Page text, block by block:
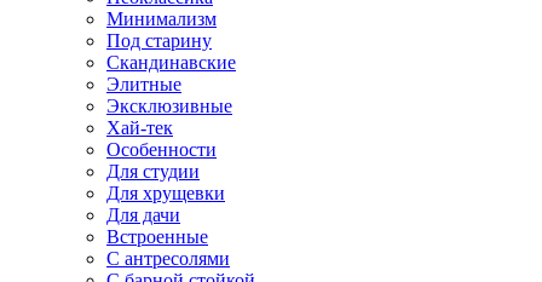
Минимализм
Под старину
Скандинавские
Элитные
Эксклюзивные
Хай-тек
Особенности
Для студии
Для хрущевки
Для дачи
Встроенные
С антресолями